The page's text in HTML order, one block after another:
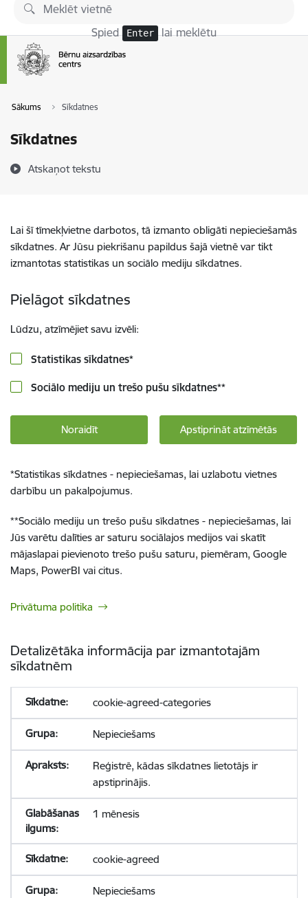
Pāriet uz lapas saturu
Spied Enter lai meklētu
Sākums Sīkdatnes
Sīkdatnes
Atskaņot tekstu
Lai šī tīmekļvietne darbotos, tā izmanto obligāti nepieciešamās
sīkdatnes. Ar Jūsu piekrišanu papildus šajā vietnē var tikt
izmantotas statistikas un sociālo mediju sīkdatnes.
Pielāgot sīkdatnes
Lūdzu, atzīmējiet savu izvēli:
Statistikas sīkdatnes*
Sociālo mediju un trešo pušu sīkdatnes**
Noraidīt Apstiprināt atzīmētās
*Statistikas sīkdatnes - nepieciešamas, lai uzlabotu vietnes
darbību un pakalpojumus.
**Sociālo mediju un trešo pušu sīkdatnes - nepieciešamas, lai
Jūs varētu dalīties ar saturu sociālajos medijos vai skatīt
mājaslapai pievienoto trešo pušu saturu, piemēram, Google
Maps, PowerBI vai citus.
Privātuma politika
Detalizētāka informācija par izmantotajām
sīkdatnēm
cookie-agreed-categories
Nepieciešams
Reģistrē, kādas sīkdatnes lietotājs ir
apstiprinājis.
1 mēnesis
cookie-agreed
Nepieciešams